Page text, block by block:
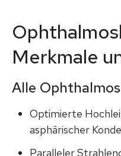
Merkmale
Alle
Optimierte
asphärischer
Paralleler